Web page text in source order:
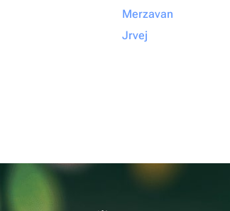
Merzavan
Jrvej